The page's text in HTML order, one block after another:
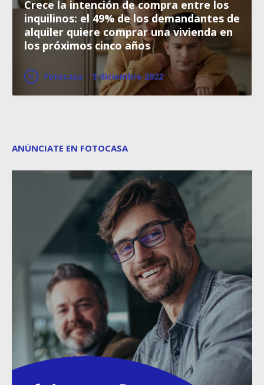
Crece la intención de compra entre los
inquilinos: el 49% de los demandantes de
alquiler quiere comprar una vivienda en
los próximos cinco años
Fotocasa · 5 diciembre 2022
ANÚNCIATE EN FOTOCASA